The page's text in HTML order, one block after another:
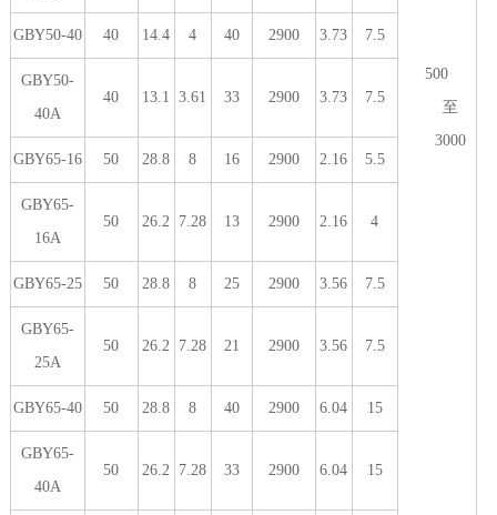
500
至
3000
GBY50-40 40 14.4 4 40 2900 3.73 7.5
GBY50-
40A
40 13.1 3.61 33 2900 3.73 7.5
GBY65-16 50 28.8 8 16 2900 2.16 5.5
GBY65-
16A
50 26.2 7.28 13 2900 2.16 4
GBY65-25 50 28.8 8 25 2900 3.56 7.5
GBY65-
25A
50 26.2 7.28 21 2900 3.56 7.5
GBY65-40 50 28.8 8 40 2900 6.04 15
GBY65-
40A
50 26.2 7.28 33 2900 6.04 15